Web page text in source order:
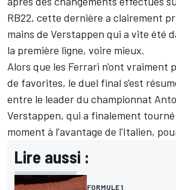
RB22, cette dernière a clairement
mains de Verstappen qui a vite été
la première ligne, voire mieux.
Alors que les Ferrari n'ont vraiment
de favorites, le duel final s'est
entre le leader du championnat
Verstappen, qui a finalement
moment à l'avantage de l'Italien,
Lire aussi :
FORMULE 1